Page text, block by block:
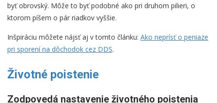
byť obrovský. Môže to byť podobné ako pri druhom pilieri, o
ktorom píšem o pár riadkov vyššie.
Inšpiráciu môžete nájsť aj v tomto článku: Ako neprísť o peniaze
pri sporení na dôchodok cez DDS.
Životné poistenie
Zodpovedá nastavenie životného poistenia